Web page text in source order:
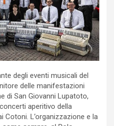
degli eventi musicali del
delle manifestazioni
di San Giovanni Lupatoto,
aperitivo della
Cotoni. L’organizzazione e la